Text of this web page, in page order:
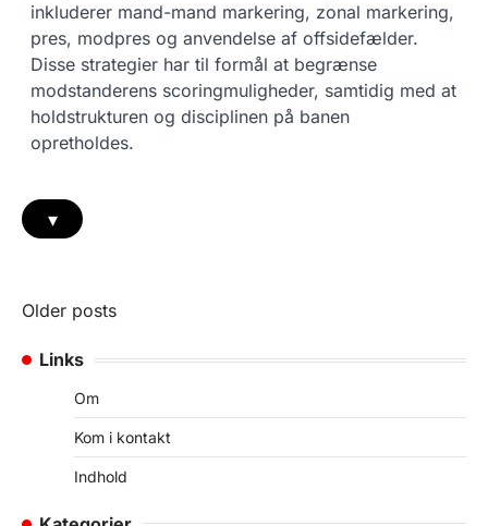
inkluderer mand-mand markering, zonal markering,
pres, modpres og anvendelse af offsidefælder.
Disse strategier har til formål at begrænse
modstanderens scoringmuligheder, samtidig med at
holdstrukturen og disciplinen på banen
opretholdes.
▾
Posts
navigation
Older posts
Links
Om
Kom i kontakt
Indhold